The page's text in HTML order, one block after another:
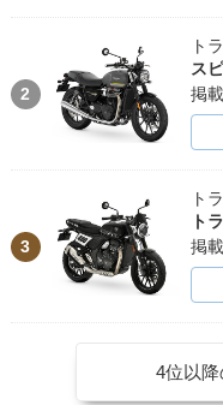
2
ト
ス
掲
3
ト
ト
掲
4位以